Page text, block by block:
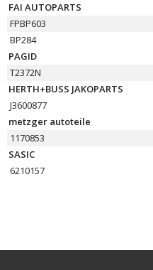
FAI AUTOPARTS
FPBP603
BP284
PAGID
T2372N
HERTH+BUSS JAKOPARTS
J3600877
metzger autoteile
1170853
SASIC
6210157